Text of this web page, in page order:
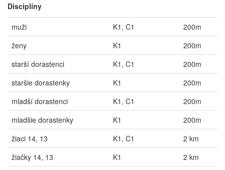
Disciplíny
muži K1, C1
200m
ženy
K1
200m
starší dorastenci
K1, C1
200m
staršie dorastenky
K1
200m
mladší dorastenci
K1, C1
200m
mladšie dorastenky
K1
200m
žiaci 14, 13
K1, C1
2 km
žiačky 14, 13
K1
2 km